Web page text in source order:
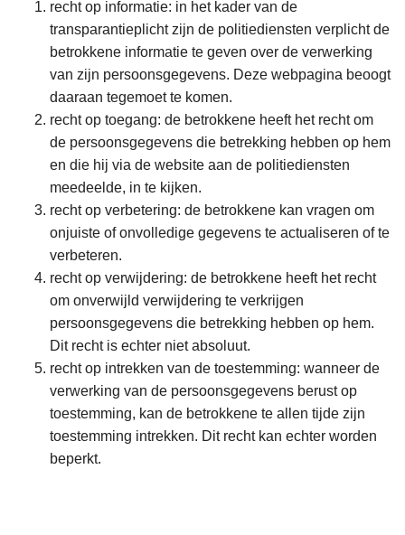
recht op informatie: in het kader van de
transparantieplicht zijn de politiediensten verplicht de
betrokkene informatie te geven over de verwerking
van zijn persoonsgegevens. Deze webpagina beoogt
daaraan tegemoet te komen.
recht op toegang: de betrokkene heeft het recht om
de persoonsgegevens die betrekking hebben op hem
en die hij via de website aan de politiediensten
meedeelde, in te kijken.
recht op verbetering: de betrokkene kan vragen om
onjuiste of onvolledige gegevens te actualiseren of te
verbeteren.
recht op verwijdering: de betrokkene heeft het recht
om onverwijld verwijdering te verkrijgen
persoonsgegevens die betrekking hebben op hem.
Dit recht is echter niet absoluut.
recht op intrekken van de toestemming: wanneer de
verwerking van de persoonsgegevens berust op
toestemming, kan de betrokkene te allen tijde zijn
toestemming intrekken. Dit recht kan echter worden
beperkt.